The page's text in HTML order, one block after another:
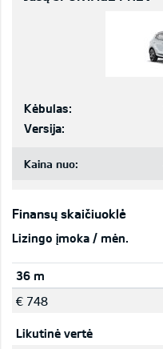
Kėbulas:
Versija:
Kaina nuo:
Finansų skaičiuoklė
Lizingo įmoka / mėn.
36 m
€ 748
Likutinė vertė